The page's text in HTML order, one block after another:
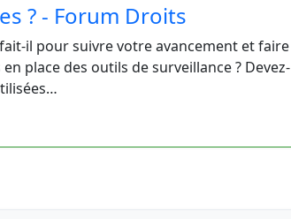
? - Forum Droits
il pour suivre votre avancement et faire
place des outils de surveillance ? Devez-